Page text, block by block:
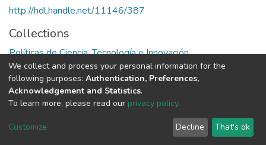
http://hdl.handle.net/11146/387
Collections
Políticas de Ciencia, Tecnología e Innovación
Full item page
DSpace software copyright © 2002-2026
Cookie
End User
Agreement
Send
Feedback
We collect and process your personal information for the
following purposes: Authentication, Preferences,
Acknowledgement and Statistics.
To learn more, please read our privacy policy.
Customize Decline That's ok